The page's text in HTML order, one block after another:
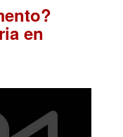
en